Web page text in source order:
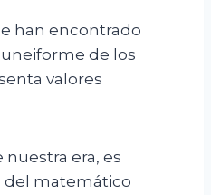
han encontrado
de los
valores
nuestra era, es
del matemático